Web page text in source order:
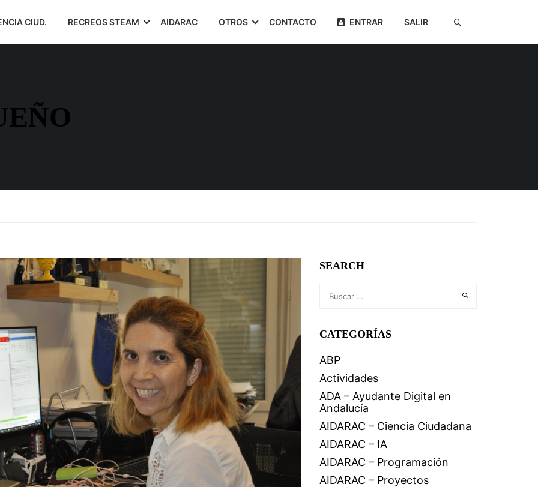
CIUD. RECREOS STEAM AIDARAC OTROS CONTACTO ENTRAR SALIR
SEARCH
CATEGORÍAS
ABP
Actividades
ADA – Ayudante Digital en
Andalucía
AIDARAC – Ciencia Ciudadana
AIDARAC – IA
AIDARAC – Programación
AIDARAC – Proyectos